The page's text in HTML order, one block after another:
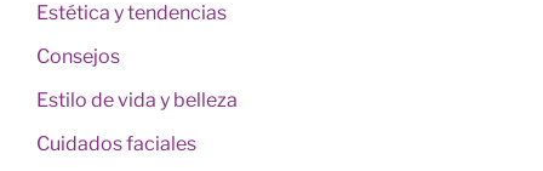
Estética y tendencias
Consejos
Estilo de vida y belleza
Cuidados faciales